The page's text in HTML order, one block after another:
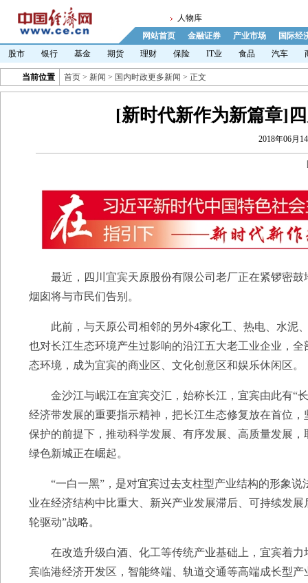
人物库
网站首页
金融证券 产业市场
国际经
股市
银行 基金 期货 理财 保险 IT业 食品 汽车
当前位置 首页 > 新闻 > 国内时政更多新闻 > 正文
[新时代新作为新篇章]
2018年06月
最近，四川宜宾天原股份有限公司老厂正在紧锣密鼓
烟囱将与市民们告别。
此前，与天原公司相邻的另外4家化工、热电、水泥、
也对长江生态环境产生过影响的沿江五大老工业企业，
态环境，成为宜宾的商业区、文化创意区和娱乐休闲区。
金沙江与岷江在宜宾交汇，始称长江，宜宾由此有“长
经济带发展的重要指示精神，把长江生态修复放在首位
保护的前提下，推动科学发展、有序发展、高质量发展
绿色新城正在崛起。
“一白一黑”，是对宜宾过去支柱型产业结构的形象说
业在经济结构中比重大、新兴产业发展滞后、可持续发
轮驱动”战略。
在改造升级白酒、化工等传统产业基础上，宜宾着力
宾临港经济开发区，智能终端、轨道交通等高端成长型